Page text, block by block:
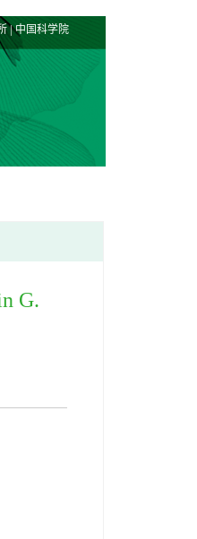
|中国科学院
G.